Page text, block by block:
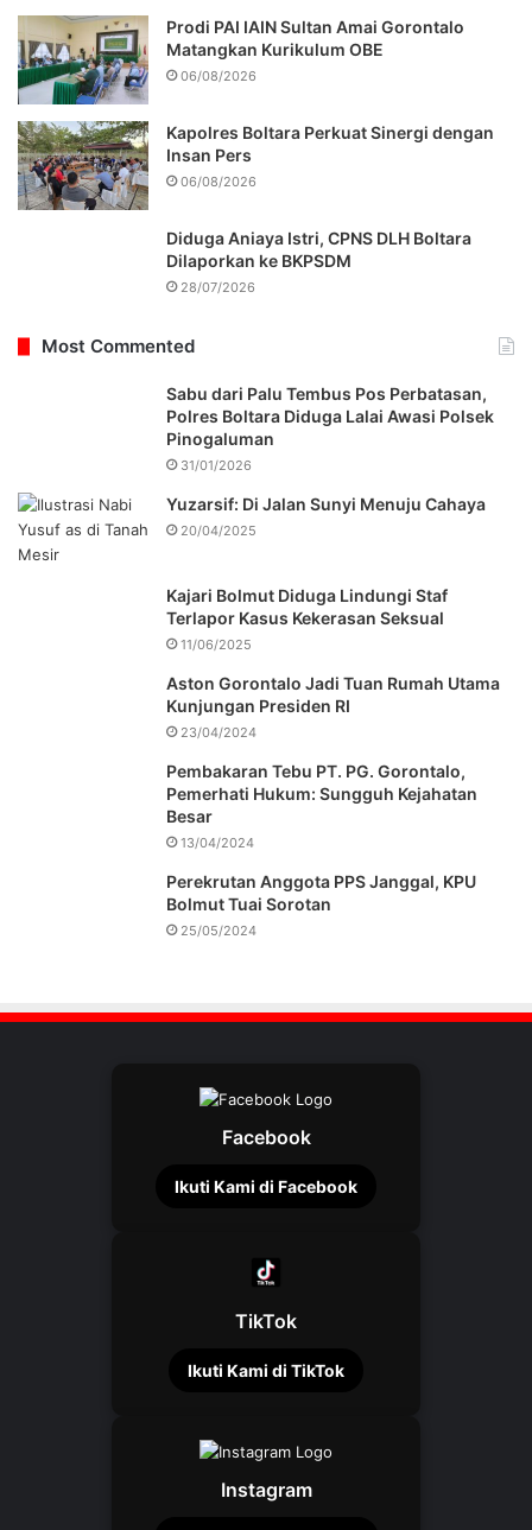
Prodi PAI IAIN Sultan Amai Gorontalo
Matangkan Kurikulum OBE
06/08/2026
Kapolres Boltara Perkuat Sinergi dengan
Insan Pers
06/08/2026
Diduga Aniaya Istri, CPNS DLH Boltara
Dilaporkan ke BKPSDM
28/07/2026
Most Commented
Sabu dari Palu Tembus Pos Perbatasan,
Polres Boltara Diduga Lalai Awasi Polsek
Pinogaluman
31/01/2026
Yuzarsif: Di Jalan Sunyi Menuju Cahaya
20/04/2025
Kajari Bolmut Diduga Lindungi Staf
Terlapor Kasus Kekerasan Seksual
11/06/2025
Aston Gorontalo Jadi Tuan Rumah Utama
Kunjungan Presiden RI
23/04/2024
Pembakaran Tebu PT. PG. Gorontalo,
Pemerhati Hukum: Sungguh Kejahatan
Besar
13/04/2024
Perekrutan Anggota PPS Janggal, KPU
Bolmut Tuai Sorotan
25/05/2024
Facebook
Ikuti Kami di Facebook
TikTok
Ikuti Kami di TikTok
Instagram